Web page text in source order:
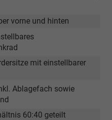
vorne und hinten
mit einstellbarer
Ablagefach sowie
60:40 geteilt